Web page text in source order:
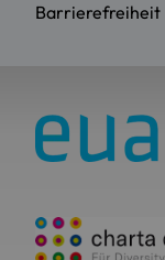
Barrierefreiheit